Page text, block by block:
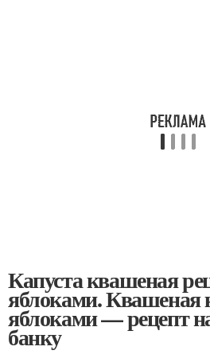
Капуста квашеная
яблоками. Квашеная
яблоками — рецепт
банку